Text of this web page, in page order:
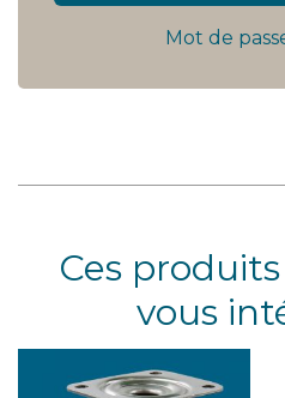
Mot de
Ces
vous